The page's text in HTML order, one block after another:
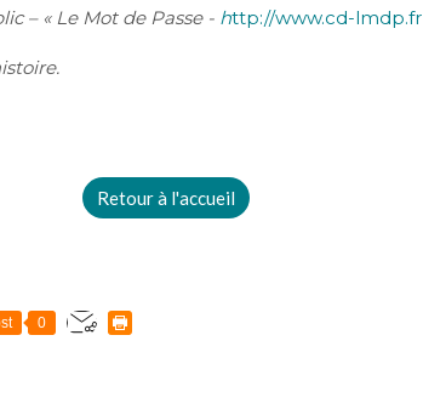
– « Le Mot de Passe - http://www.cd-lmdp.fr
Retour à l'accueil
0